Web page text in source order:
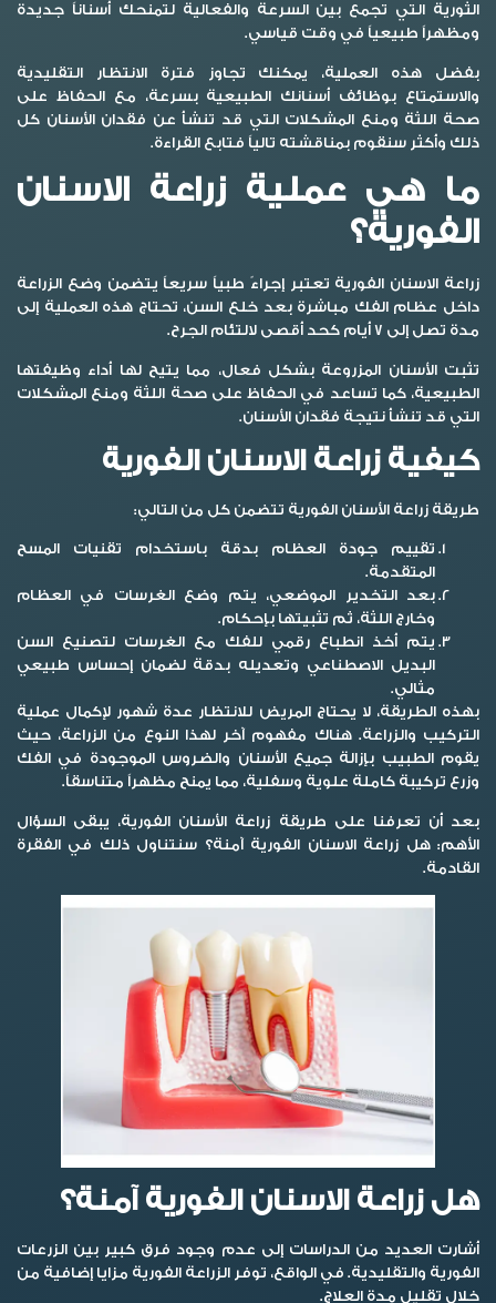
الثورية التي تجمع بين السرعة والفعالية لتمنحك أسناناً جديدة
ومظهراً طبيعياً في وقت قياسي.
بفضل هذه العملية، يمكنك تجاوز فترة الانتظار التقليدية
والاستمتاع بوظائف أسنانك الطبيعية بسرعة، مع الحفاظ على
صحة اللثة ومنع المشكلات التي قد تنشأ عن فقدان الأسنان كل
ذلك وأكثر سنقوم بمناقشته تالياً فتابع القراءة.
ما هي عملية زراعة الاسنان
الفورية؟
زراعة الاسنان الفورية تعتبر إجراءً طبياً سريعاً يتضمن وضع الزراعة
داخل عظام الفك مباشرة بعد خلع السن، تحتاج هذه العملية إلى
مدة تصل إلى 7 أيام كحد أقصى لالتئام الجرح.
تثبت الأسنان المزروعة بشكل فعال، مما يتيح لها أداء وظيفتها
الطبيعية، كما تساعد في الحفاظ على صحة اللثة ومنع المشكلات
التي قد تنشأ نتيجة فقدان الأسنان.
كيفية زراعة الاسنان الفورية
طريقة زراعة الأسنان الفورية تتضمن كل من التالي:
تقييم جودة العظام بدقة باستخدام تقنيات المسح
المتقدمة.
بعد التخدير الموضعي، يتم وضع الغرسات في العظام
وخارج اللثة، ثم تثبيتها بإحكام.
يتم أخذ انطباع رقمي للفك مع الغرسات لتصنيع السن
البديل الاصطناعي وتعديله بدقة لضمان إحساس طبيعي
مثالي.
بهذه الطريقة، لا يحتاج المريض للانتظار عدة شهور لإكمال عملية
التركيب والزراعة. هناك مفهوم آخر لهذا النوع من الزراعة، حيث
يقوم الطبيب بإزالة جميع الأسنان والضروس الموجودة في الفك
وزرع تركيبة كاملة علوية وسفلية، مما يمنح مظهراً متناسقاً.
بعد أن تعرفنا على طريقة زراعة الأسنان الفورية، يبقى السؤال
الأهم: هل زراعة الاسنان الفورية آمنة؟ سنتناول ذلك في الفقرة
القادمة.
هل زراعة الاسنان الفورية آمنة؟
أشارت العديد من الدراسات إلى عدم وجود فرق كبير بين الزرعات
الفورية والتقليدية. في الواقع، توفر الزراعة الفورية مزايا إضافية من
خلال تقليل مدة العلاج.